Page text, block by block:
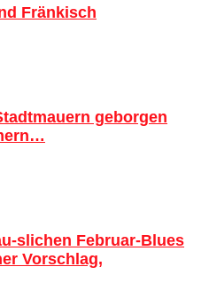
Fränkisch
geborgen
slichen Februar-Blues
Vorschlag,